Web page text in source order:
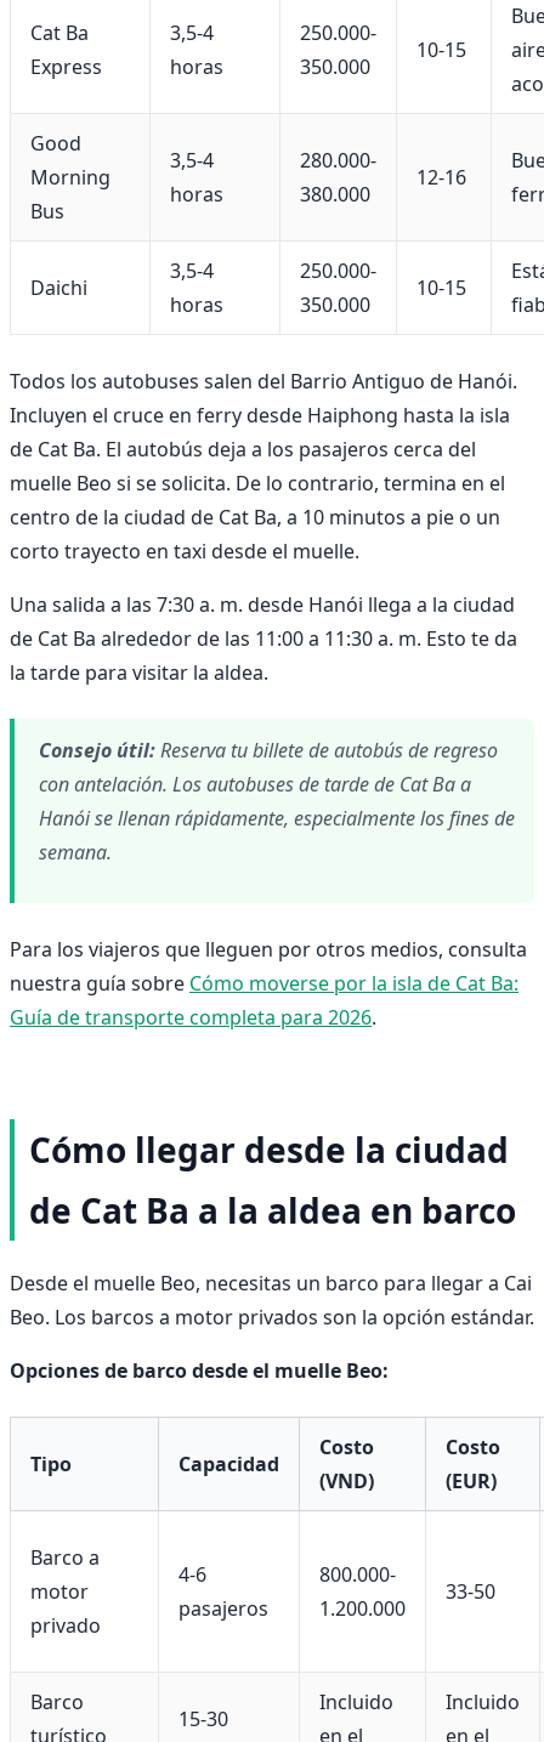
Cat Ba
Express
3,5-4
horas
250.000-
350.000
10-15
Good
Morning
Bus
3,5-4
horas
280.000-
380.000
12-16
Daichi
3,5-4
horas
250.000-
350.000
10-15
Todos los autobuses salen del Barrio Antiguo de Hanói.
Incluyen el cruce en ferry desde Haiphong hasta la isla
de Cat Ba. El autobús deja a los pasajeros cerca del
muelle Beo si se solicita. De lo contrario, termina en el
centro de la ciudad de Cat Ba, a 10 minutos a pie o un
corto trayecto en taxi desde el muelle.
Una salida a las 7:30 a. m. desde Hanói llega a la ciudad
de Cat Ba alrededor de las 11:00 a 11:30 a. m. Esto te da
la tarde para visitar la aldea.
Consejo útil:Reserva tu billete de autobús de regreso
con antelación. Los autobuses de tarde de Cat Ba a
Hanói se llenan rápidamente, especialmente los fines de
semana.
Para los viajeros que lleguen por otros medios, consulta
nuestra guía sobre Cómo moverse por la isla de Cat Ba:
Guía de transporte completa para 2026.
Cómo llegar desde la ciudad
de Cat Ba a la aldea en barco
Desde el muelle Beo, necesitas un barco para llegar a Cai
Beo. Los barcos a motor privados son la opción estándar.
Opciones de barco desde el muelle Beo:
Tipo Capacidad
Costo
(VND)
Costo
(EUR)
Barco a
motor
privado
4-6
pasajeros
800.000-
1.200.000
33-50
Barco
turístico
15-30
Incluido
en el
Incluido
en el